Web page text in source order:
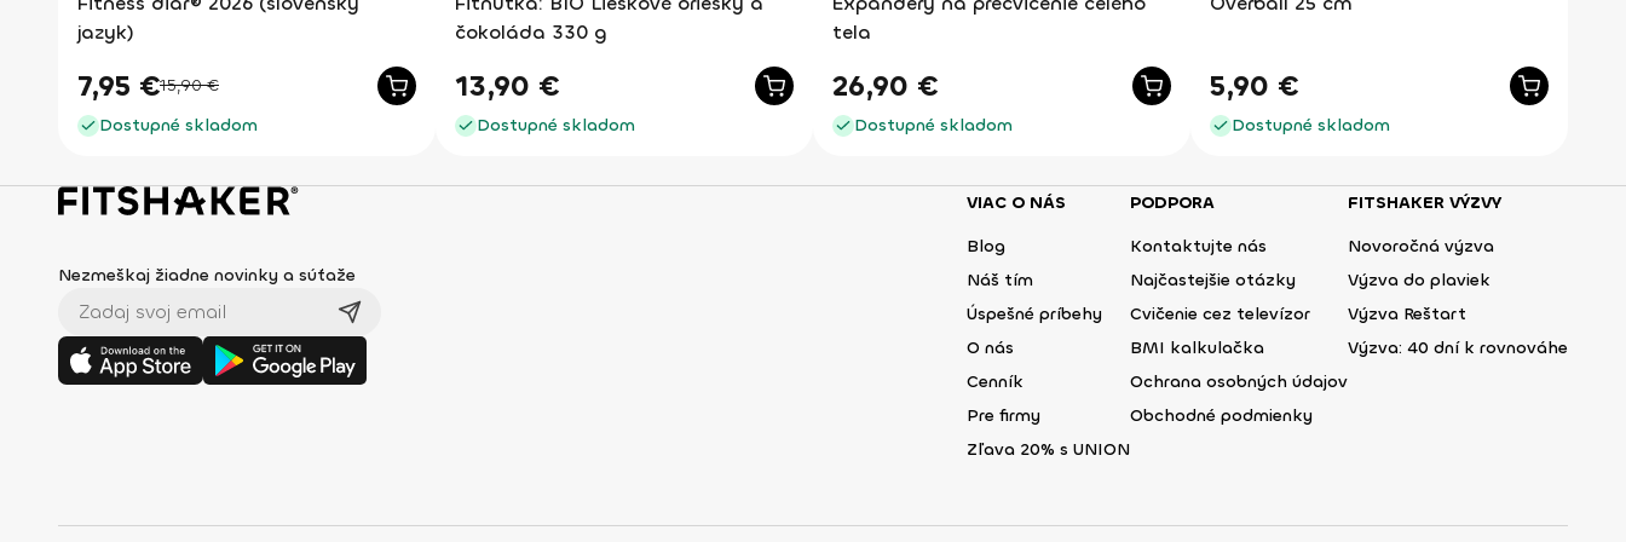
jazyk)
7,95 €15,90€
Dostupné skladom
čokoláda 330 g
13,90 €
Dostupné skladom
tela
26,90 €
Dostupné skladom
5,90 €
Dostupné skladom
Nezmeškaj žiadne novinky a súťaže
VIAC O NÁS
Blog
Náš tím
Úspešné príbehy
O nás
Cenník
Pre firmy
Zľava 20% s UNION
PODPORA
Kontaktujte nás
Najčastejšie otázky
Cvičenie cez televízor
BMI kalkulačka
Ochrana osobných údajov
Obchodné podmienky
FITSHAKER VÝZVY
Novoročná výzva
Výzva do plaviek
Výzva Reštart
Výzva: 40 dní k rovnováhe